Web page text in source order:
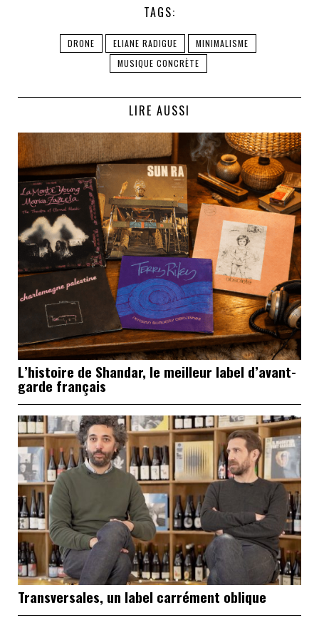
TAGS:
DRONE ELIANE RADIGUE
MINIMALISME
MUSIQUE CONCRÈTE
LIRE AUSSI
L’histoire de Shandar, le meilleur label d’avant-
garde français
Transversales, un label carrément oblique